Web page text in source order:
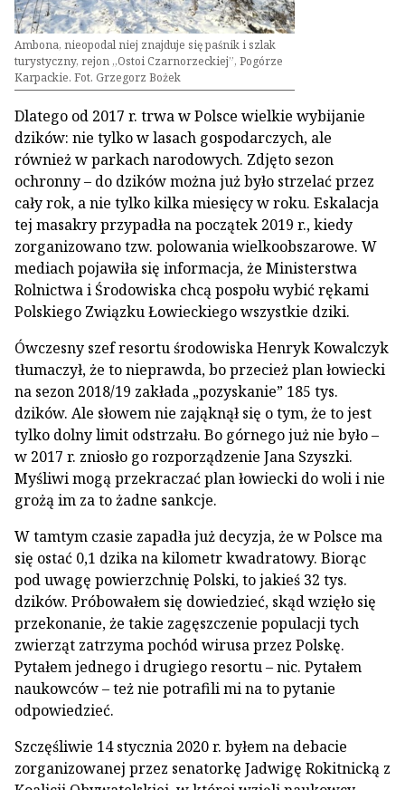
Ambona, nieopodal niej znajduje się paśnik i szlak
turystyczny, rejon „Ostoi Czarnorzeckiej”, Pogórze
Karpackie. Fot. Grzegorz Bożek
Dlatego od 2017 r. trwa w Polsce wielkie wybijanie
dzików: nie tylko w lasach gospodarczych, ale
również w parkach narodowych. Zdjęto sezon
ochronny – do dzików można już było strzelać przez
cały rok, a nie tylko kilka miesięcy w roku. Eskalacja
tej masakry przypadła na początek 2019 r., kiedy
zorganizowano tzw. polowania wielkoobszarowe. W
mediach pojawiła się informacja, że Ministerstwa
Rolnictwa i Środowiska chcą pospołu wybić rękami
Polskiego Związku Łowieckiego wszystkie dziki.
Ówczesny szef resortu środowiska Henryk Kowalczyk
tłumaczył, że to nieprawda, bo przecież plan łowiecki
na sezon 2018/19 zakłada „pozyskanie” 185 tys.
dzików. Ale słowem nie zająknął się o tym, że to jest
tylko dolny limit odstrzału. Bo górnego już nie było –
w 2017 r. zniosło go rozporządzenie Jana Szyszki.
Myśliwi mogą przekraczać plan łowiecki do woli i nie
grożą im za to żadne sankcje.
W tamtym czasie zapadła już decyzja, że w Polsce ma
się ostać 0,1 dzika na kilometr kwadratowy. Biorąc
pod uwagę powierzchnię Polski, to jakieś 32 tys.
dzików. Próbowałem się dowiedzieć, skąd wzięło się
przekonanie, że takie zagęszczenie populacji tych
zwierząt zatrzyma pochód wirusa przez Polskę.
Pytałem jednego i drugiego resortu – nic. Pytałem
naukowców – też nie potrafili mi na to pytanie
odpowiedzieć.
Szczęśliwie 14 stycznia 2020 r. byłem na debacie
zorganizowanej przez senatorkę Jadwigę Rokitnicką z